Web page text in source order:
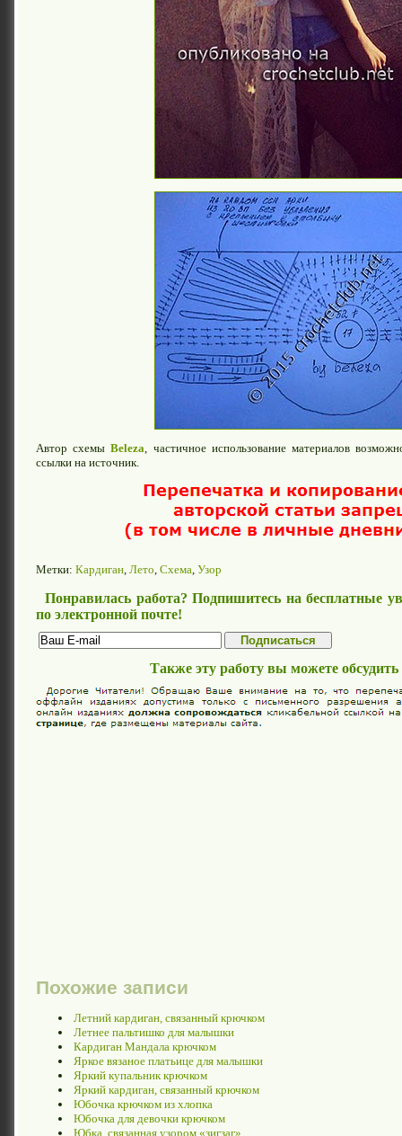
Автор схемыBeleza, частичное использование материалов
ссылки на источник.
Метки: Кардиган Лето Схема Узор
Понравилась работа? Подпишитесь на бесплатные
по электронной почте!
Также эту работу вы можете
Похожие записи
Летний кардиган, связанный крючком
Летнее пальтишко для малышки
Кардиган Мандала крючком
Яркое вязаное платьице для малышки
Яркий купальник крючком
Яркий кардиган, связанный крючком
Юбочка крючком из хлопка
Юбочка для девочки крючком
Юбка, связанная узором «зигзаг»